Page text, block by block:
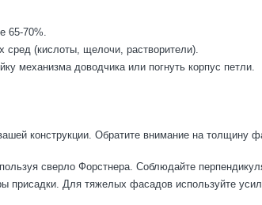
65-70%.
сред (кислоты, щелочи, растворители).
механизма доводчика или погнуть корпус петли.
конструкции. Обратите внимание на толщину
сверло Форстнера. Соблюдайте
присадки. Для тяжелых фасадов используйте